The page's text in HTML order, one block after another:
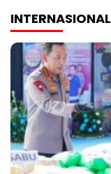
INTERNASIONAL